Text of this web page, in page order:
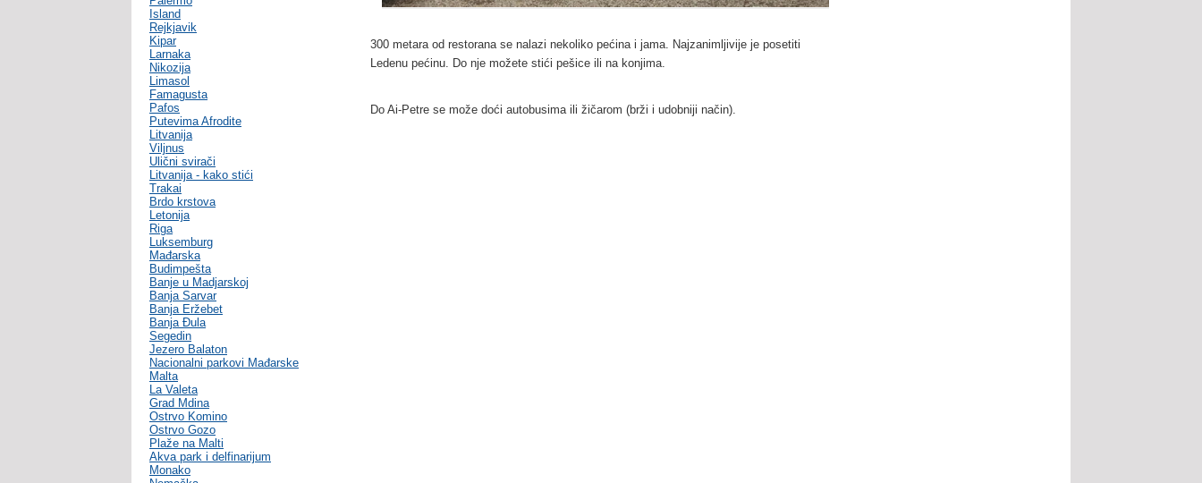
Island
Rejkjavik
Kipar
Larnaka
Nikozija
Limasol
Famagusta
Pafos
Putevima Afrodite
Litvanija
Viljnus
Ulični svirači
Litvanija - kako stići
Trakai
Brdo krstova
Letonija
Riga
Luksemburg
Mađarska
Budimpešta
Banje u Madjarskoj
Banja Sarvar
Banja Eržebet
Banja Ðula
Segedin
Jezero Balaton
Nacionalni parkovi Mađarske
Malta
La Valeta
Grad Mdina
Ostrvo Komino
Ostrvo Gozo
Plaže na Malti
Akva park i delfinarijum
Monako
300 metara od restorana se nalazi nekoliko pećina i jama. Najzanimljivije je posetiti
Ledenu pećinu. Do nje možete stići pešice ili na konjima.
Do Ai-Petre se može doći autobusima ili žičarom (brži i udobniji način).